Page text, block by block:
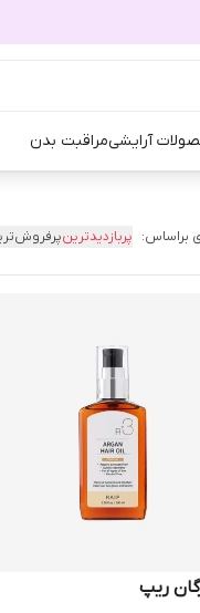
آرایشیمراقبت بدن
براساس: پربازدیدترین
ریپ